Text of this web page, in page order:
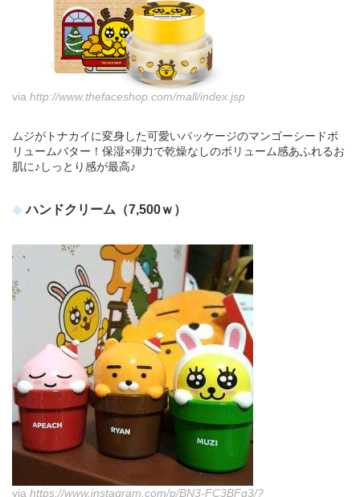
via http://www.thefaceshop.com/mall/index.jsp
ムジがトナカイに変身した可愛いパッケージのマンゴーシードボ
リュームバター！保湿×弾力で乾燥なしのボリューム感あふれるお
肌に♪しっとり感が最高♪
ハンドクリーム（7,500ｗ）
via https://www.instagram.com/p/BN3-FC3BFq3/?